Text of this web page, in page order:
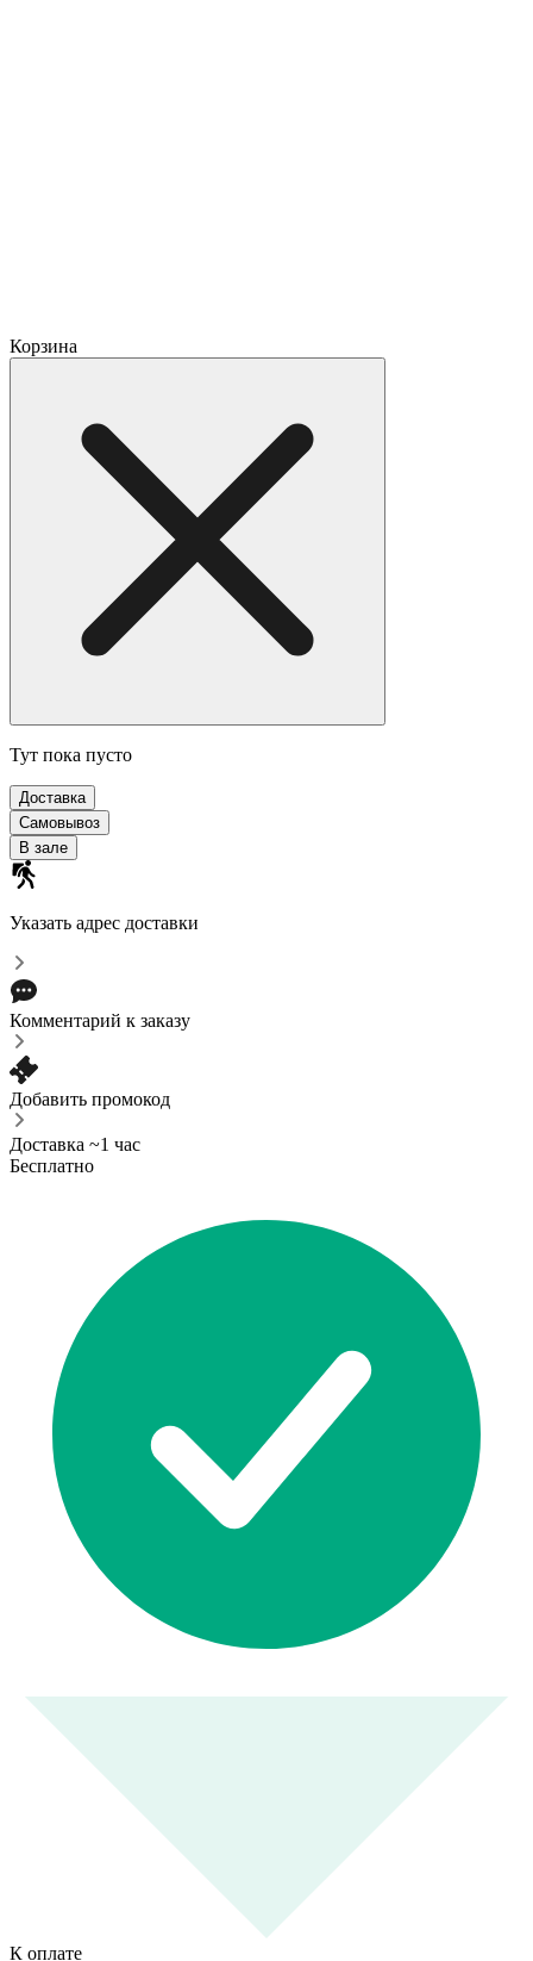
Корзина
Тут пока пусто
Доставка
Самовывоз
В зале
Указать адрес доставки
Комментарий к заказу
Добавить промокод
Доставка ~1 час
Бесплатно
К оплате